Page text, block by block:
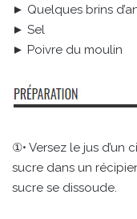
► Quelques brins
► Sel
► Poivre du moulin
①• Versez le jus
sucre dans un
sucre se dissoude.